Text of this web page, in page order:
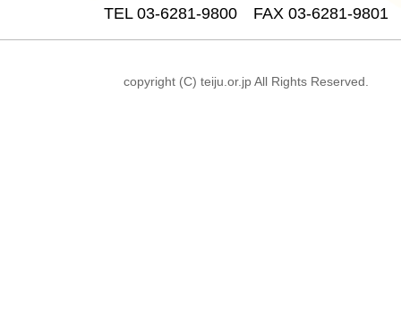
TEL 03-6281-9800 FAX 03-6281-9801
copyright (C) teiju.or.jp All Rights Reserved.